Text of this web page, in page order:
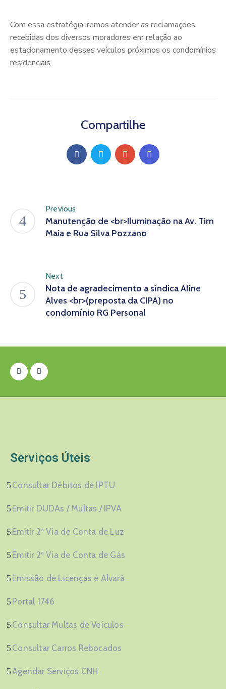
Com essa estratégia iremos atender as reclamações
recebidas dos diversos moradores em relação ao
estacionamento desses veículos próximos os condomínios
residenciais
Compartilhe
Previous
Manutenção de <br>Iluminação na Av. Tim
Maia e Rua Silva Pozzano
Next
Nota de agradecimento a síndica Aline
Alves <br>(preposta da CIPA) no
condomínio RG Personal
Serviços Úteis
Consultar Débitos de IPTU
Emitir DUDAs / Multas / IPVA
Emitir 2ª Via de Conta de Luz
Emitir 2ª Via de Conta de Gás
Emissão de Licenças e Alvará
Portal 1746
Consultar Multas de Veículos
Consultar Carros Rebocados
Agendar Serviços CNH